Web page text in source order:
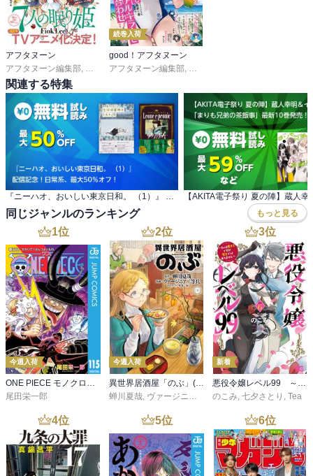
アフタヌーン
アフタヌーン編集部, ＦｉｏｋＬｅｅ,山口つばさ,城戸志保
続巻入荷
good！アフタヌーン
アフタヌーン編集部, 泉光
関連する特集
『ニーハオ、おいしい東京日和。 （1）』 配信記念！日常系、最大50％オフ！
同じジャンルのランキング もっと見る
1位
今週入荷
尾田栄一郎
2位
今週入荷
蝉川夏哉 ヴァージニア二等兵 ,転
3位
新着
のこみ 七夕さとり Tea
4位 5位 6位